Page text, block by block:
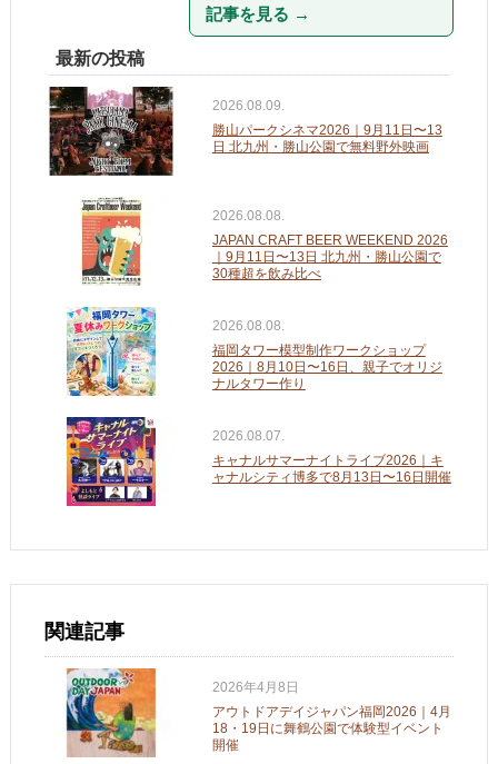
記事を見る →
最新の投稿
2026.08.09.
勝山パークシネマ2026｜9月11日〜13
日 北九州・勝山公園で無料野外映画
2026.08.08.
JAPAN CRAFT BEER WEEKEND 2026
｜9月11日〜13日 北九州・勝山公園で
30種超を飲み比べ
2026.08.08.
福岡タワー模型制作ワークショップ
2026｜8月10日〜16日、親子でオリジ
ナルタワー作り
2026.08.07.
キャナルサマーナイトライブ2026｜キ
ャナルシティ博多で8月13日〜16日開催
関連記事
2026年4月8日
アウトドアデイジャパン福岡2026｜4月
18・19日に舞鶴公園で体験型イベント
開催